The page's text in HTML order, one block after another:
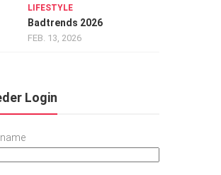
LIFESTYLE
Badtrends 2026
FEB. 13, 2026
Login